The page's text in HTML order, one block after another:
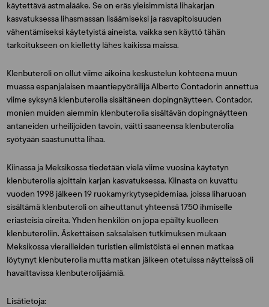
käytettävä astmalääke. Se on eräs yleisimmistä lihakarjan
kasvatuksessa lihasmassan lisäämiseksi ja rasvapitoisuuden
vähentämiseksi käytetyistä aineista, vaikka sen käyttö tähän
tarkoitukseen on kielletty lähes kaikissa maissa.
Klenbuteroli on ollut viime aikoina keskustelun kohteena muun
muassa espanjalaisen maantiepyöräilijä Alberto Contadorin annettua
viime syksynä klenbuterolia sisältäneen dopingnäytteen. Contador,
monien muiden aiemmin klenbuterolia sisältävän dopingnäytteen
antaneiden urheilijoiden tavoin, väitti saaneensa klenbuterolia
syötyään saastunutta lihaa.
Kiinassa ja Meksikossa tiedetään vielä viime vuosina käytetyn
klenbuterolia ajoittain karjan kasvatuksessa. Kiinasta on kuvattu
vuoden 1998 jälkeen 19 ruokamyrkytysepidemiaa, joissa liharuoan
sisältämä klenbuteroli on aiheuttanut yhteensä 1750 ihmiselle
eriasteisia oireita. Yhden henkilön on jopa epäilty kuolleen
klenbuteroliin. Äskettäisen saksalaisen tutkimuksen mukaan
Meksikossa vierailleiden turistien elimistöistä ei ennen matkaa
löytynyt klenbuterolia mutta matkan jälkeen otetuissa näytteissä oli
havaittavissa klenbuterolijäämiä.
Lisätietoja: